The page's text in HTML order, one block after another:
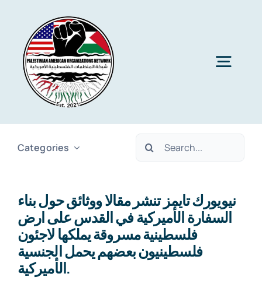
content
About PAON
Membership
Media
Categories
Search
نيويورك تايمز تنشر مقالا ووثائق حول بناء
السفارة الأميركية في القدس على ارض
فلسطينية مسروقة يملكها لاجئون
فلسطينيون بعضهم يحمل الجنسية
الأميركية.